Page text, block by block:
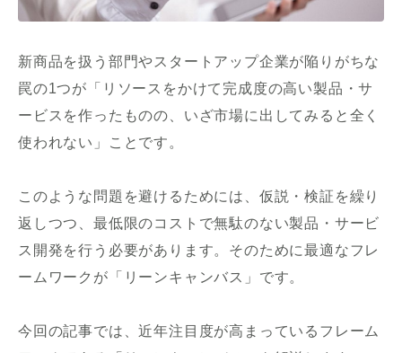
新商品を扱う部門やスタートアップ企業が陥りがちな
罠の1つが「リソースをかけて完成度の高い製品・サ
ービスを作ったものの、いざ市場に出してみると全く
使われない」ことです。
このような問題を避けるためには、仮説・検証を繰り
返しつつ、最低限のコストで無駄のない製品・サービ
ス開発を行う必要があります。そのために最適なフレ
ームワークが「リーンキャンバス」です。
今回の記事では、近年注目度が高まっているフレーム